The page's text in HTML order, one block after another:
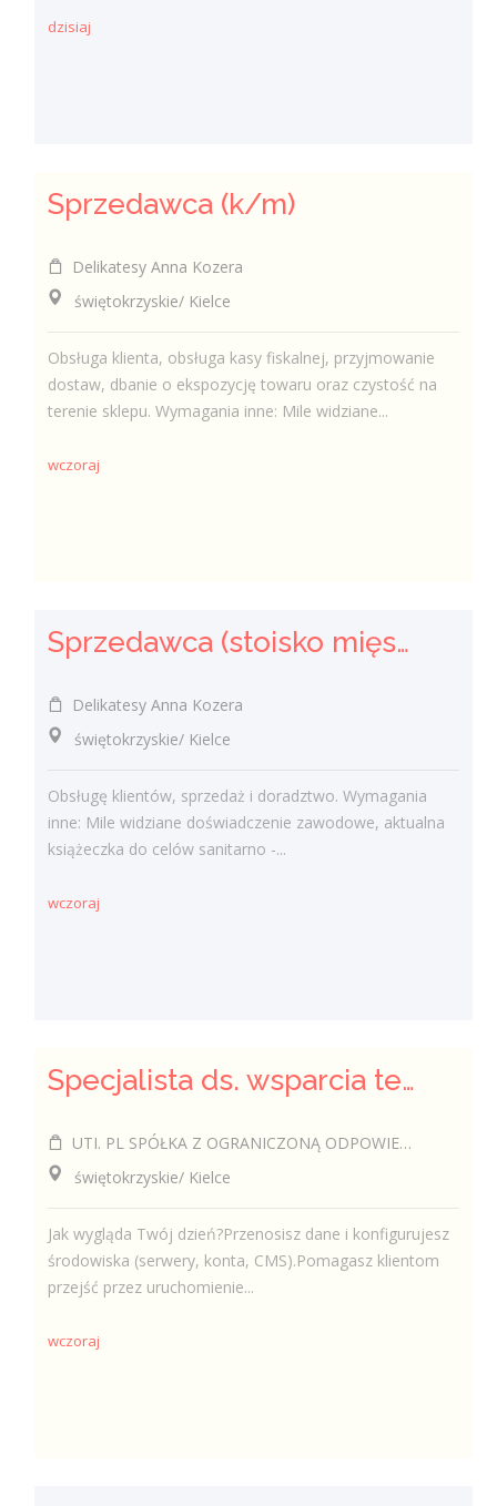
dzisiaj
Sprzedawca (k/m)
Delikatesy Anna Kozera
świętokrzyskie/ Kielce
Obsługa klienta, obsługa kasy fiskalnej, przyjmowanie
dostaw, dbanie o ekspozycję towaru oraz czystość na
terenie sklepu. Wymagania inne: Mile widziane...
wczoraj
Sprzedawca (stoisko mięsno- wędliniarskie) (k/m)
Delikatesy Anna Kozera
świętokrzyskie/ Kielce
Obsługę klientów, sprzedaż i doradztwo. Wymagania
inne: Mile widziane doświadczenie zawodowe, aktualna
książeczka do celów sanitarno -...
wczoraj
Specjalista ds. wsparcia technicznego (k/m/i)
UTI. PL SPÓŁKA Z OGRANICZONĄ ODPOWIEDZIALNOŚCIĄ
świętokrzyskie/ Kielce
Jak wygląda Twój dzień?Przenosisz dane i konfigurujesz
środowiska (serwery, konta, CMS).Pomagasz klientom
przejść przez uruchomienie...
wczoraj